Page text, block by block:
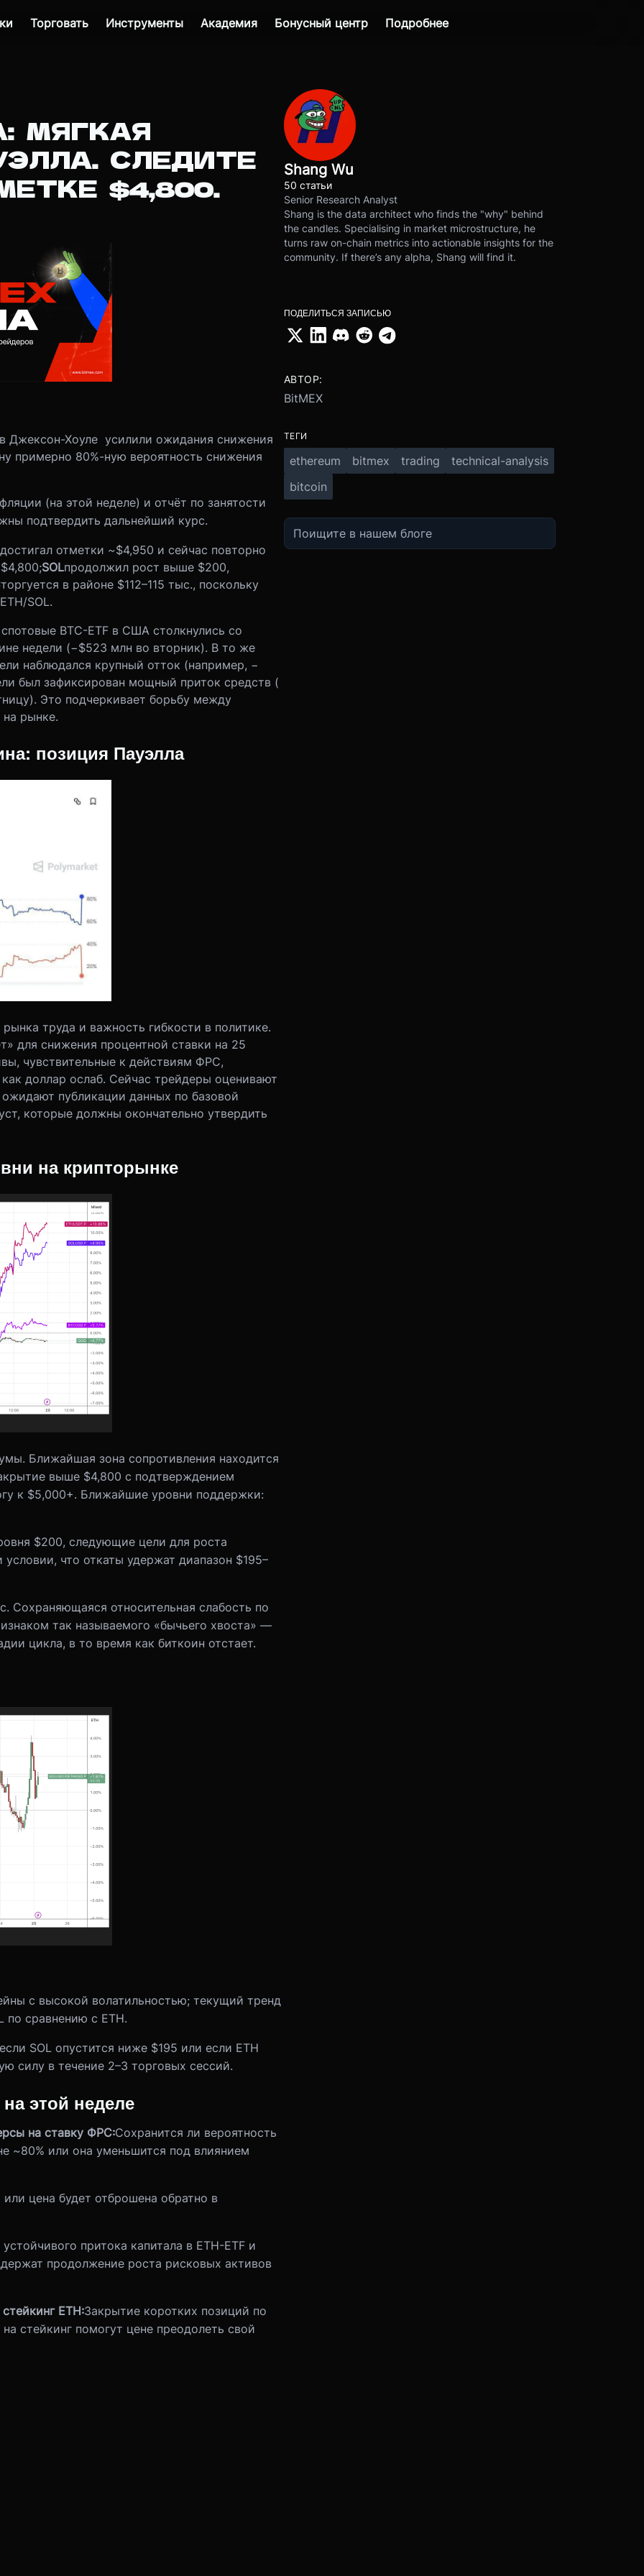
Торговать Инструменты Академия Бонусный центр Подробнее
МЯГКАЯ
СЛЕДИТЕ
$4,800.
Джексон-Хоуле усилили ожидания снижения
примерно 80%-ную вероятность снижения
(на этой неделе) и отчёт по занятости
подтвердить дальнейший курс.
отметки ~$4,950 и сейчас повторно
SOLпродолжил рост выше $200,
торгуется в районе $112–115 тыс., поскольку
SOL.
BTC-ETF в США столкнулись со
недели (−$523 млн во вторник). В то же
наблюдался крупный отток (например, −
был зафиксирован мощный приток средств (
Это подчеркивает борьбу между
рынке.
позиция Пауэлла
труда и важность гибкости в политике.
для снижения процентной ставки на 25
чувствительные к действиям ФРС,
доллар ослаб. Сейчас трейдеры оценивают
публикации данных по базовой
которые должны окончательно утвердить
на крипторынке
Ближайшая зона сопротивления находится
выше $4,800 с подтверждением
к $5,000+. Ближайшие уровни поддержки:
$200, следующие цели для роста
что откаты удержат диапазон $195–
Сохраняющаяся относительная слабость по
так называемого «бычьего хвоста» —
цикла, в то время как биткоин отстает.
с высокой волатильностью; текущий тренд
по сравнению с ETH.
SOL опустится ниже $195 или если ETH
силу в течение 2–3 торговых сессий.
этой неделе
на ставку ФРС:Сохранится ли вероятность
~80% или она уменьшится под влиянием
цена будет отброшена обратно в
притока капитала в ETH-ETF и
продолжение роста рисковых активов
ETH:Закрытие коротких позиций по
стейкинг помогут цене преодолеть свой
Shang Wu
50 статьи
Senior Research Analyst
Shang is the data architect who finds the "why" behind
the candles. Specialising in market microstructure, he
turns raw on-chain metrics into actionable insights for the
community. If there’s any alpha, Shang will find it.
ПОДЕЛИТЬСЯ ЗАПИСЬЮ
АВТОР:
BitMEX
ТЕГИ
ethereum bitmex trading
technical-analysis
bitcoin